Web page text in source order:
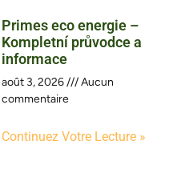
Primes eco energie –
Kompletní průvodce a
informace
août 3, 2026
Aucun
commentaire
Continuez Votre Lecture »